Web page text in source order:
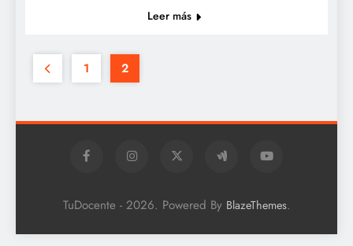
Leer más
1 2
TuDocente - 2026. Powered By BlazeThemes.